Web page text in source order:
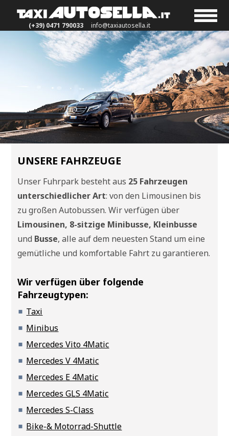
(+39) 0471 790033 info@taxiautosella.it
UNSERE FAHRZEUGE
Unser Fuhrpark besteht aus 25 Fahrzeugen
unterschiedlicher Art: von den Limousinen bis
zu großen Autobussen. Wir verfügen über
Limousinen, 8-sitzige Minibusse, Kleinbusse
und Busse, alle auf dem neuesten Stand um eine
gemütliche und komfortable Fahrt zu garantieren.
Wir verfügen über folgende
Fahrzeugtypen:
Taxi
Minibus
Mercedes Vito 4Matic
Mercedes V 4Matic
Mercedes E 4Matic
Mercedes GLS 4Matic
Mercedes S-Class
Bike-& Motorrad-Shuttle